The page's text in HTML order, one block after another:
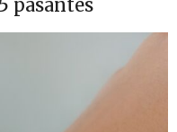
pasantes